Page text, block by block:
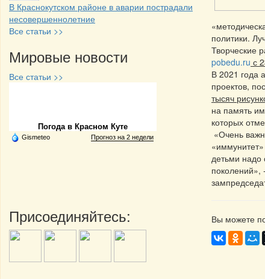
В Краснокутском районе в аварии пострадали
несовершеннолетние
Все статьи >>
Мировые новости
Все статьи >>
Погода в Красном Куте
Gismeteo Прогноз на 2 недели
Присоединяйтесь:
политики.
Творческие
pobedu.ru с
В 2021 года
проектов,
тысяч
на память
которых
«Очень
детьми надо
поколений»,
Вы можете